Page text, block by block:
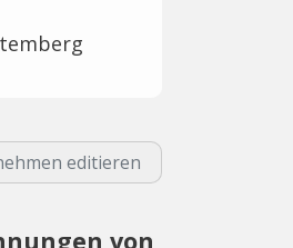
editieren
von